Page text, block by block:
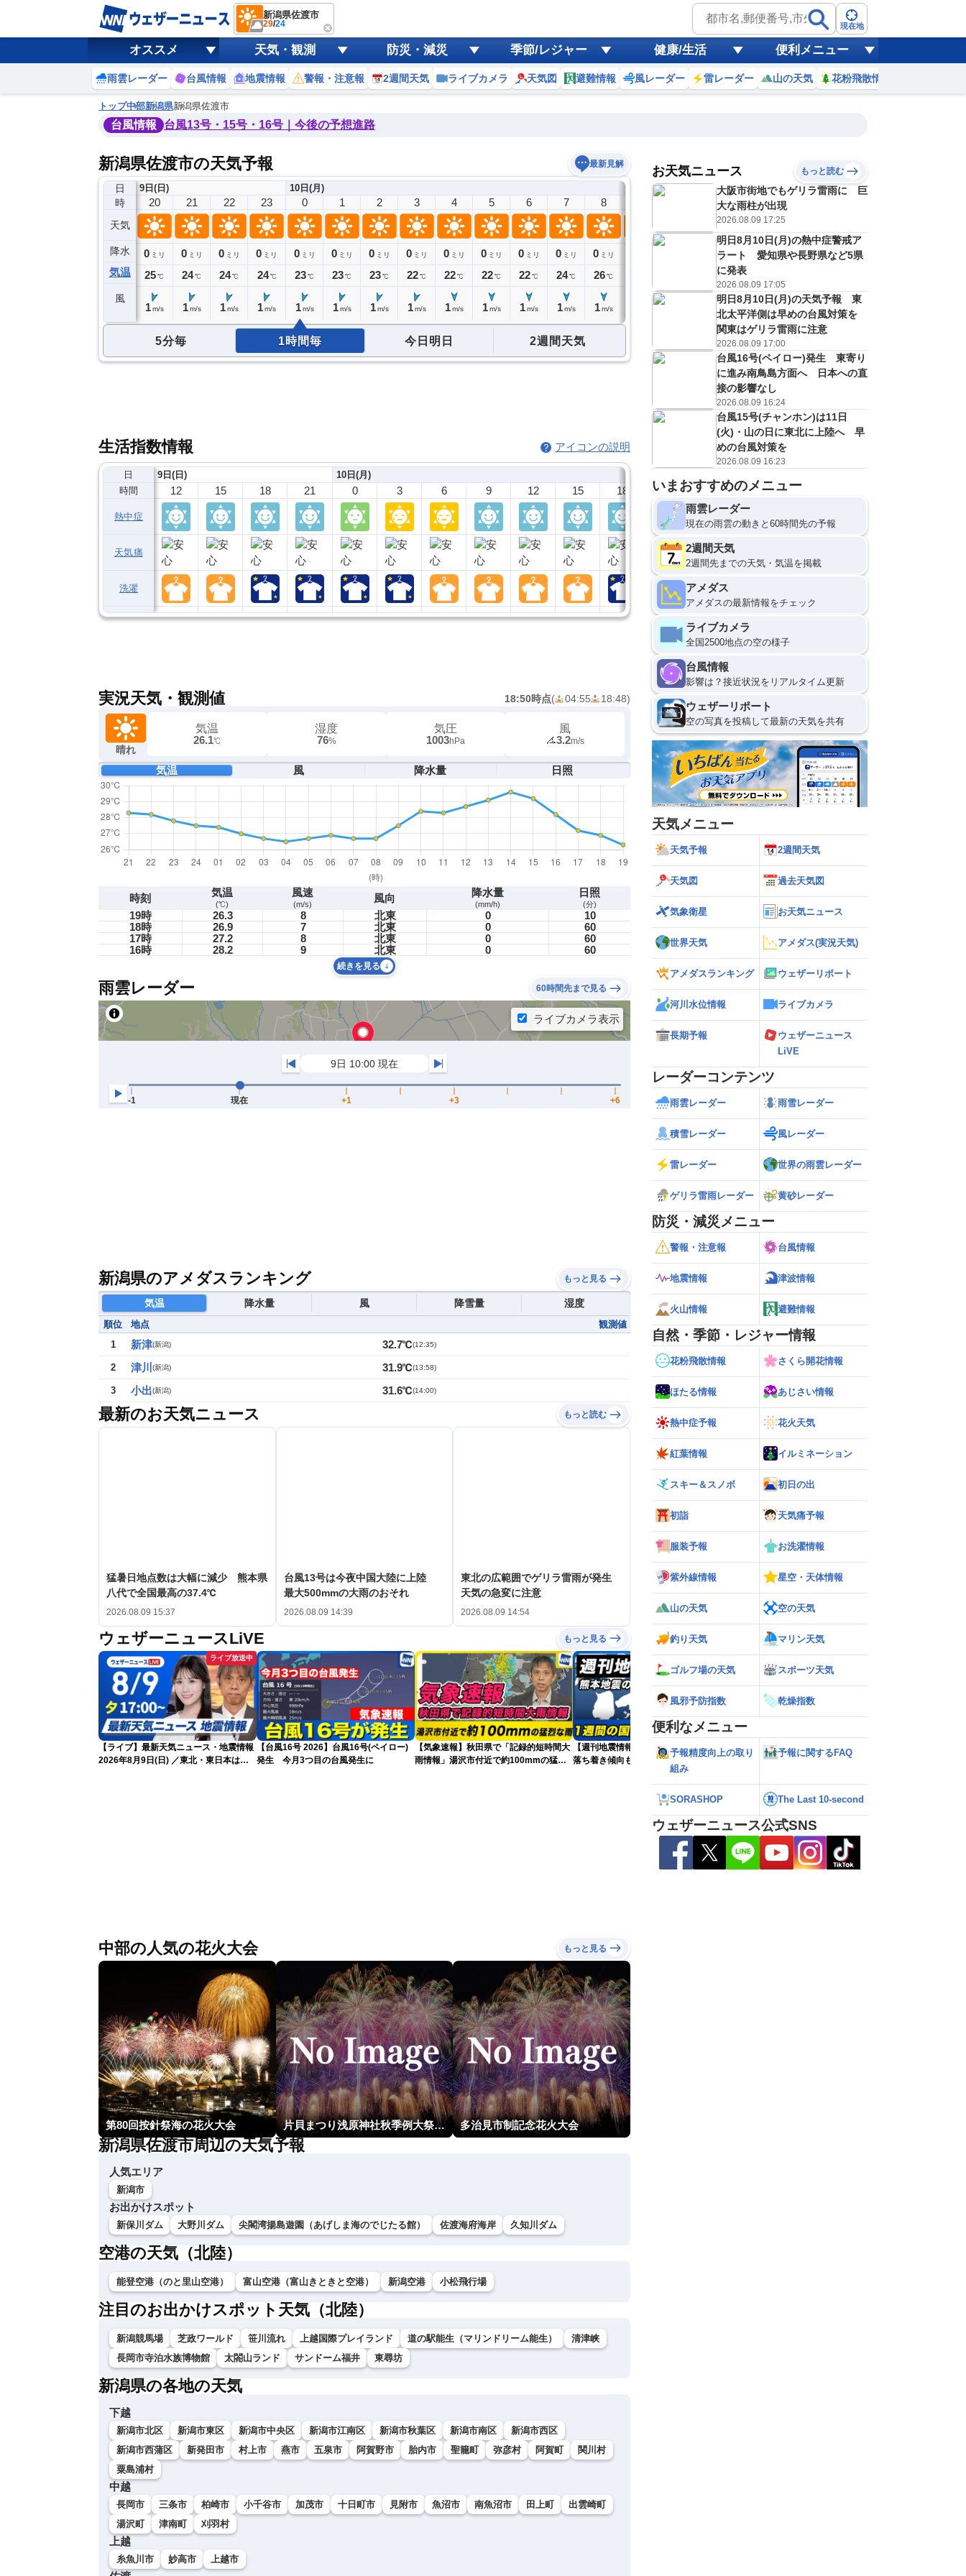
新潟県佐渡市
29/24 現在地
オススメ 天気・観測 防災・減災 季節/レジャー 健康/生活 便利メニュー
雨雲レーダー 台風情報 地震情報 警報・注意報 2週間天気 ライブカメラ 天気図 避難情報 風レーダー 雷レーダー 山の天気 花粉飛散情報
トップ中部新潟県新潟県佐渡市
台風情報 台風13号・15号・16号｜今後の予想進路
新潟県佐渡市の天気予報 最新見解
日
時
天気
降水
気温
風
9日(日)
19
0ミリ
26℃
20
0 ミリ
25℃
1 m/s
21
0 ミリ
24℃
1 m/s
22
0 ミリ
24℃
1 m/s
23
0 ミリ
24 ℃
1m/s
10日(月)
0
0 ミリ
23℃
1 m/s
1
0 ミリ
23℃
1 m/s
2
0 ミリ
23℃
1 m/s
3
0 ミリ
22℃
1 m/s
4
0 ミリ
22℃
1 m/s
5
0 ミリ
22℃
1 m/s
6
0 ミリ
22℃
1 m/s
7
0 ミリ
24℃
1 m/s
8
0 ミリ
26℃
1 m/s
11
ミリ
℃
m/s
12
0 ミリ
29
4 m/s
13
0ミリ
4 m/s
0ミリ
4m/s
0ミリ
4
5分毎 1時間毎 今日明日 2週間天気
生活指数情報 アイコンの説明
日
時間
熱中症
天気痛
洗濯
9日(日)
12 15 18 21
10日(月)
0 3 6 9 12 15 18 21 0
実況天気・観測値 18:50時点( 04:55 18:48)
晴れ
気温
26.1℃
湿度
76%
気圧
1003hPa
風
3.2m/s
気温 風 降水量 日照
時刻 気温
(℃)
風速
(m/s) 風向 降水量
(mm/h)
日照
(分)
19時 26.3 8 北東 0
10
18時
26.9 7 北東 0
60
17時
27.2 8 北東 0
60
16時
28.2 9 北東 0 60
続きを見る
雨雲レーダー 60時間先まで見る
新潟県のアメダスランキング もっと見る
気温 降水量 風 降雪量 湿度
順位 地点
観測値
1
新津(新潟) 32.7℃(12:35)
2 津川 (新潟) 31.9℃(13:58)
3 小出(新潟) 31.6℃(14:00)
最新のお天気ニュース もっと読む
猛暑日地点数は大幅に減少 熊本県
八代で全国最高の37.4℃
2026.08.09 15:37
台風13号は今夜中国大陸に上陸
最大500mmの大雨のおそれ
2026.08.09 14:39
東北の広範囲でゲリラ雷雨が発生
天気の急変に注意
2026.08.09 14:54
ウェザーニュースLiVE もっと見る
ライブ放送中
【ライブ】最新天気ニュース・地震情報
2026年8月9日(日) ／東北・東日本は急
【台風16号 2026】台風16号(ペイロー)
発生 今月3つ目の台風発生に
【気象速報】秋田県で「記録的短時間大
雨情報」湯沢市付近で約100mmの猛烈
【週刊地震情報】熊本地震の余震活動は
落ち着き傾向も…依然として震度5弱警
【熱帯低気圧情報 2026】台風16号発生
か／新たな台風発生予想 今後の進路と日
中部の人気の花火大会 もっと見る
第80回按針祭海の花火大会 片貝まつり浅原神社秋季例大祭奉納大煙火 多治見市制記念花火大会
新潟県佐渡市周辺の天気予報
人気エリア
新潟市
お出かけスポット
新保川ダム 大野川ダム 尖閣湾揚島遊園（あげしま海のでじたる館） 佐渡海府海岸 久知川ダム
空港の天気（北陸）
能登空港（のと里山空港） 富山空港（富山きときと空港） 新潟空港 小松飛行場
注目のお出かけスポット天気（北陸）
新潟競馬場 芝政ワールド 笹川流れ 上越国際プレイランド 道の駅能生（マリンドリーム能生）
清津峡
長岡市寺泊水族博物館
太閤山ランド サンドーム福井 東尋坊
新潟県の各地の天気
下越
新潟市北区 新潟市東区 新潟市中央区 新潟市江南区 新潟市秋葉区 新潟市南区
新潟市西区
新潟市西蒲区
新発田市 村上市 燕市 五泉市 阿賀野市 胎内市 聖籠町 弥彦村 阿賀町
関川村
粟島浦村
中越
長岡市 三条市 柏崎市 小千谷市 加茂市 十日町市 見附市 魚沼市 南魚沼市 田上町
出雲崎町
湯沢町
津南町 刈羽村
上越
糸魚川市 妙高市 上越市
お天気ニュース もっと読む
大阪市街地でもゲリラ雷雨に 巨
大な雨柱が出現
2026.08.09 17:25
明日8月10日(月)の熱中症警戒ア
ラート 愛知県や長野県など5県
に発表
2026.08.09 17:05
明日8月10日(月)の天気予報 東
北太平洋側は早めの台風対策を
関東はゲリラ雷雨に注意
2026.08.09 17:00
台風16号(ペイロー)発生 東寄り
に進み南鳥島方面へ 日本への直
接の影響なし
2026.08.09 16:24
台風15号(チャンホン)は11日
(火)・山の日に東北に上陸へ 早
めの台風対策を
2026.08.09 16:23
いまおすすめのメニュー
雨雲レーダー
現在の雨雲の動きと60時間先の予報
2週間天気
2週間先までの天気・気温を掲載
アメダス
アメダスの最新情報をチェック
ライブカメラ
全国2500地点の空の様子
台風情報
影響は？接近状況をリアルタイム更新
ウェザーリポート
空の写真を投稿して最新の天気を共有
天気メニュー
天気予報 2週間天気
天気図 過去天気図
気象衛星 お天気ニュース
世界天気 アメダス(実況天気)
アメダスランキング ウェザーリポート
河川水位情報 ライブカメラ
長期予報
ウェザーニュース
LiVE
レーダーコンテンツ
雨雲レーダー 雨雪レーダー
積雪レーダー 風レーダー
雷レーダー 世界の雨雲レーダー
ゲリラ雷雨レーダー 黄砂レーダー
防災・減災メニュー
警報・注意報 台風情報
地震情報 津波情報
火山情報 避難情報
自然・季節・レジャー情報
花粉飛散情報 さくら開花情報
ほたる情報 あじさい情報
熱中症予報 花火天気
紅葉情報 イルミネーション
スキー＆スノボ 初日の出
初詣 天気痛予報
服装予報 お洗濯情報
紫外線情報 星空・天体情報
山の天気 空の天気
釣り天気 マリン天気
ゴルフ場の天気 スポーツ天気
風邪予防指数 乾燥指数
便利なメニュー
予報精度向上の取り
組み
予報に関するFAQ
SORASHOP The Last 10-second
ウェザーニュース公式SNS